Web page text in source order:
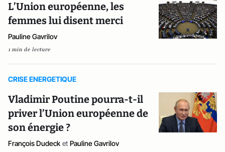
L’Union européenne, les
femmes lui disent merci
Pauline Gavrilov
1 min de lecture
CRISE ENERGETIQUE
Vladimir Poutine pourra-t-il
priver l’Union européenne de
son énergie ?
François Dudeck et Pauline Gavrilov